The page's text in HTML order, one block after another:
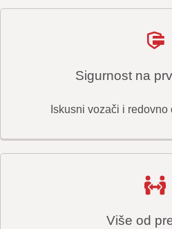
Sigurnost na
Iskusni vozači i
Više od